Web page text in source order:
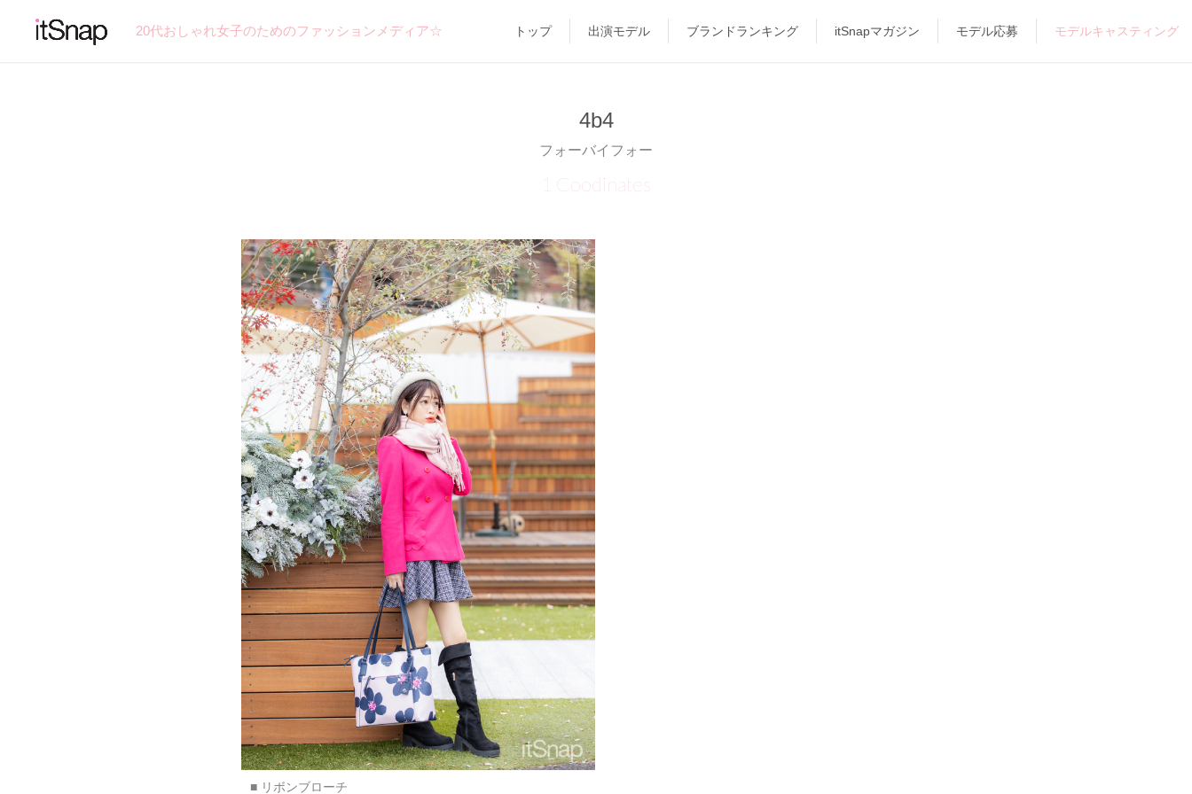
20代おしゃれ女子のためのファッションメディア☆ トップ 出演モデル ブランドランキング itSnapマガジン モデル応募 モデルキャスティング
4b4
フォーバイフォー
1 Coodinates
■ リボンブローチ